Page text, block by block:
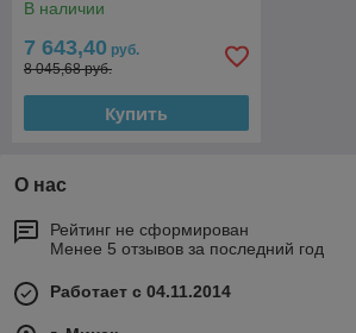
В наличии
7 643,40 руб.
8 045,68 руб.
Купить
О нас
Рейтинг не сформирован
Менее 5 отзывов за последний год
Работает с 04.11.2014